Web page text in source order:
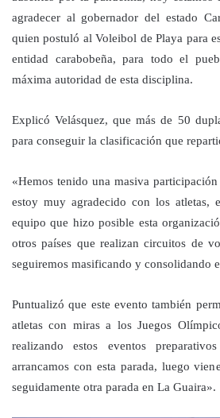
agradecer al gobernador del estado
quien postuló al Voleibol de Playa para
entidad carabobeña, para todo el
máxima autoridad de esta disciplina.
Explicó Velásquez, que más de 50
para conseguir la clasificación que
«Hemos tenido una masiva
estoy muy agradecido con los atletas,
equipo que hizo posible esta
otros países que realizan circuitos de
seguiremos masificando y consolidando
Puntualizó que este evento también
atletas con miras a los Juegos
realizando estos eventos
arrancamos con esta parada, luego
seguidamente otra parada en La Guaira».